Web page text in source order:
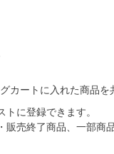
カートに入れた商品を
に登録できます。
売終了商品、一部商品